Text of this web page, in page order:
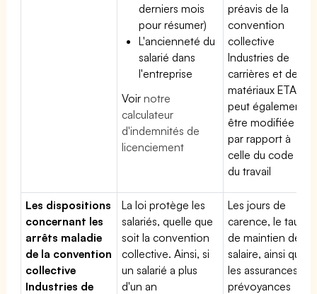
derniers mois
pour résumer)
L'ancienneté du
salarié dans
l'entreprise
Voirnotre
calculateur
d'indemnités de
licenciement
préavis de la
convention
collective
Industries de
carrières et de
matériaux ETAM
peut également
être modifiée
par rapport à
celle du code
du travail
Les dispositions
concernant les
arrêts maladie
de la convention
collective
Industries de
La loi protège les
salariés, quelle que
soit la convention
collective. Ainsi, si
un salarié a plus
d'un an
Les jours de
carence, le taux
de maintien de
salaire, ainsi que
les assurances
prévoyances